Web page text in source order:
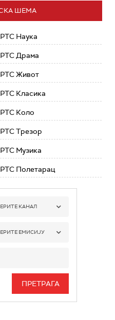
ШЕМА
РТС Наука
РТС Драма
РТС Живот
РТС Класика
РТС Коло
РТС Трезор
РТС Музика
РТС Полетарац
КАНАЛ
РТС 1
РТС 3
ЕМИСИЈУ
ИНФО